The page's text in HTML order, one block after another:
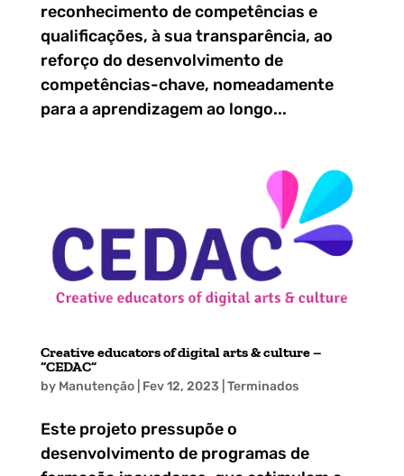
reconhecimento de competências e
qualificações, à sua transparência, ao
reforço do desenvolvimento de
competências-chave, nomeadamente
para a aprendizagem ao longo...
Creative educators of digital arts & culture –
“CEDAC”
by Manutenção| Fev 12, 2023 Terminados
Este projeto pressupõe o
desenvolvimento de programas de